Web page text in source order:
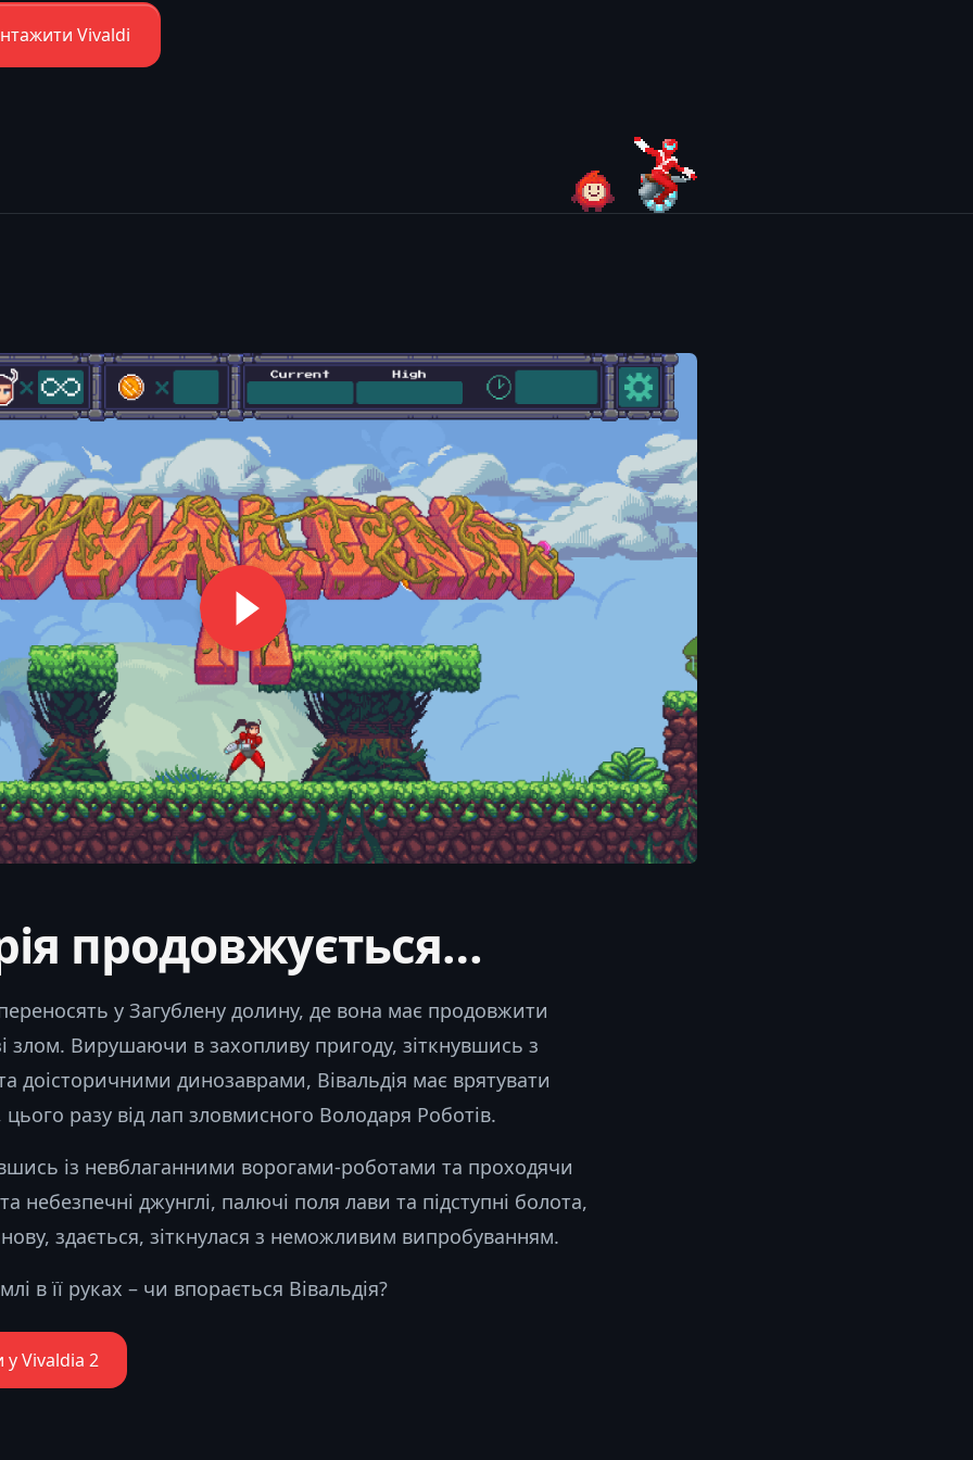
Vivaldi
продовжується…
у Загублену долину, де вона має продовжити
злом. Вирушаючи в захопливу пригоду, зіткнувшись з
доісторичними динозаврами, Вівальдія має врятувати
цього разу від лап зловмисного Володаря Роботів.
із невблаганними ворогами-роботами та проходячи
та небезпечні джунглі, палючі поля лави та підступні болота,
здається, зіткнулася з неможливим випробуванням.
в її руках – чи впорається Вівальдія?
у Vivaldia 2